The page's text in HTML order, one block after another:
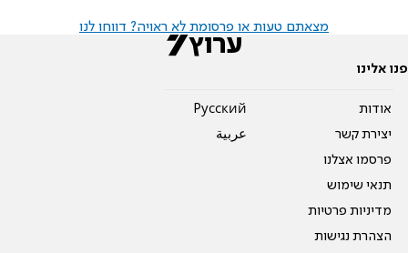
מצאתם טעות או פרסומת לא ראויה? דווחו לנו
פנו אלינו
אודות
יצירת קשר
פרסמו אצלנו
תנאי שימוש
מדיניות פרטיות
הצהרת נגישות
Pусский
عربية